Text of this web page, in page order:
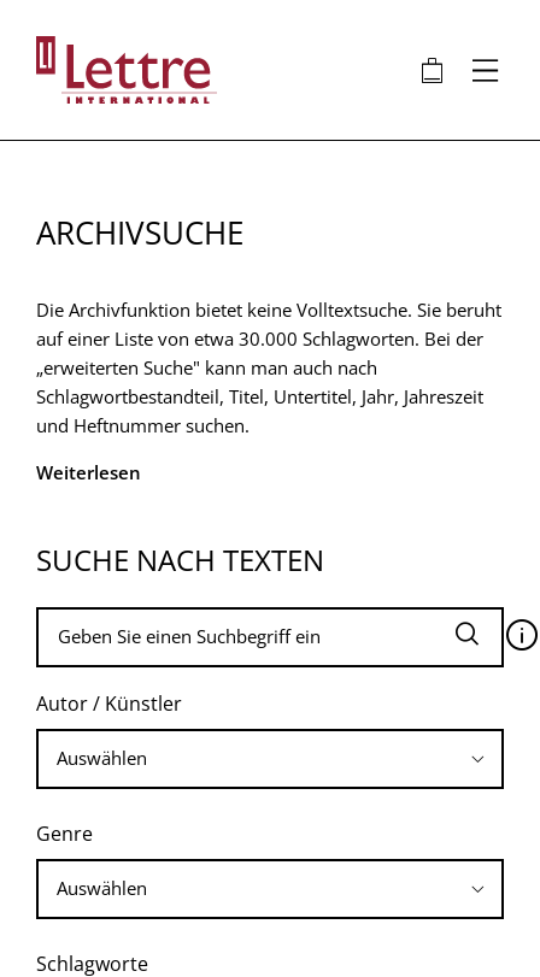
Inhalt
🛍 ⋮
ARCHIVSUCHE
Die Archivfunktion bietet keine Volltextsuche. Sie beruht
auf einer Liste von etwa 30.000 Schlagworten. Bei der
„erweiterten Suche" kann man auch nach
Schlagwortbestandteil, Titel, Untertitel, Jahr, Jahreszeit
und Heftnummer suchen.
Weiterlesen
SUCHE NACH TEXTEN
🛈
Autor / Künstler
Genre
Schlagworte